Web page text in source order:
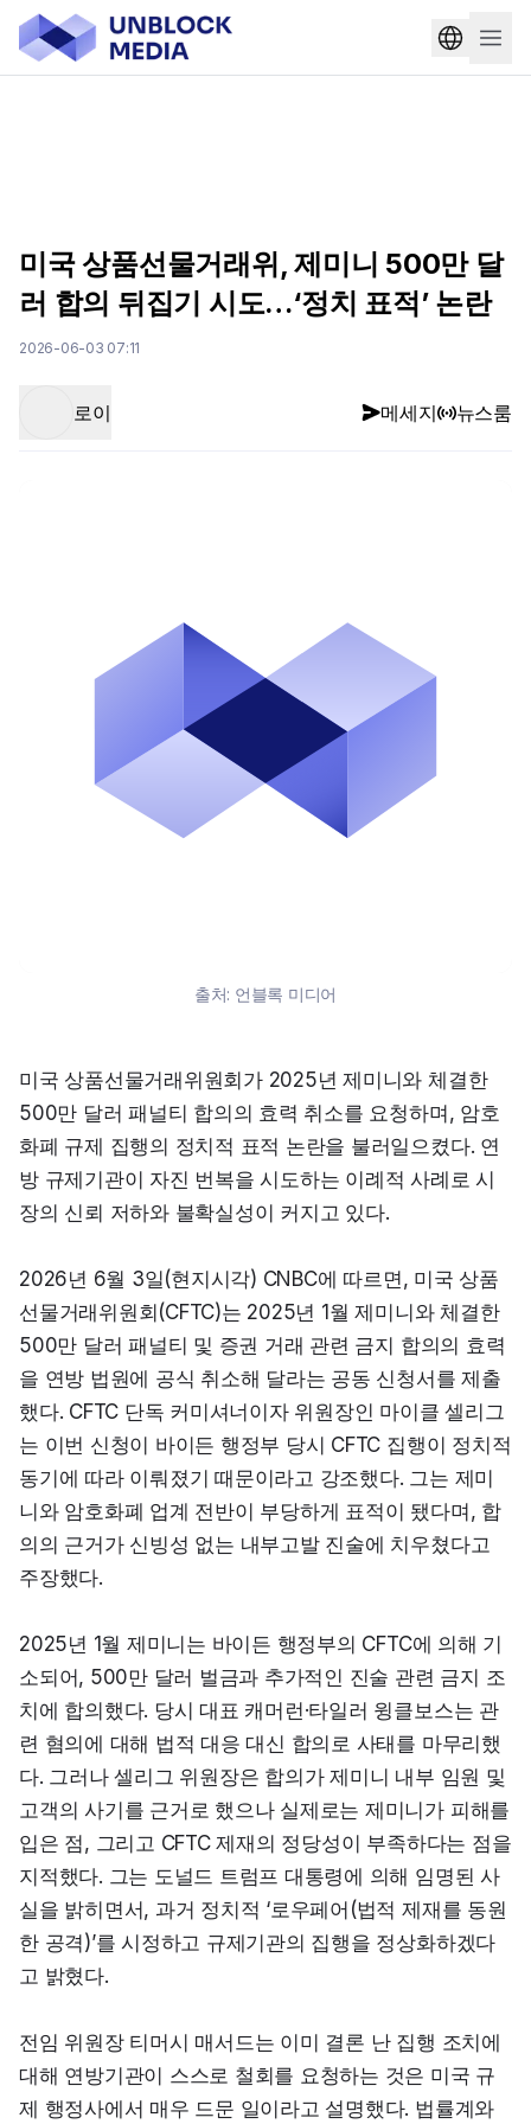
미국 상품선물거래위, 제미니 500만 달
러 합의 뒤집기 시도…‘정치 표적’ 논란
2026-06-03 07:11
로이 메세지 뉴스룸
출처: 언블록 미디어
미국 상품선물거래위원회가 2025년 제미니와 체결한
500만 달러 패널티 합의의 효력 취소를 요청하며, 암호
화폐 규제 집행의 정치적 표적 논란을 불러일으켰다. 연
방 규제기관이 자진 번복을 시도하는 이례적 사례로 시
장의 신뢰 저하와 불확실성이 커지고 있다.
2026년 6월 3일(현지시각) CNBC에 따르면, 미국 상품
선물거래위원회(CFTC)는 2025년 1월 제미니와 체결한
500만 달러 패널티 및 증권 거래 관련 금지 합의의 효력
을 연방 법원에 공식 취소해 달라는 공동 신청서를 제출
했다. CFTC 단독 커미셔너이자 위원장인 마이클 셀리그
는 이번 신청이 바이든 행정부 당시 CFTC 집행이 정치적
동기에 따라 이뤄졌기 때문이라고 강조했다. 그는 제미
니와 암호화폐 업계 전반이 부당하게 표적이 됐다며, 합
의의 근거가 신빙성 없는 내부고발 진술에 치우쳤다고
주장했다.
2025년 1월 제미니는 바이든 행정부의 CFTC에 의해 기
소되어, 500만 달러 벌금과 추가적인 진술 관련 금지 조
치에 합의했다. 당시 대표 캐머런·타일러 윙클보스는 관
련 혐의에 대해 법적 대응 대신 합의로 사태를 마무리했
다. 그러나 셀리그 위원장은 합의가 제미니 내부 임원 및
고객의 사기를 근거로 했으나 실제로는 제미니가 피해를
입은 점, 그리고 CFTC 제재의 정당성이 부족하다는 점을
지적했다. 그는 도널드 트럼프 대통령에 의해 임명된 사
실을 밝히면서, 과거 정치적 ‘로우페어(법적 제재를 동원
한 공격)’를 시정하고 규제기관의 집행을 정상화하겠다
고 밝혔다.
전임 위원장 티머시 매서드는 이미 결론 난 집행 조치에
대해 연방기관이 스스로 철회를 요청하는 것은 미국 규
제 행정사에서 매우 드문 일이라고 설명했다. 법률계와